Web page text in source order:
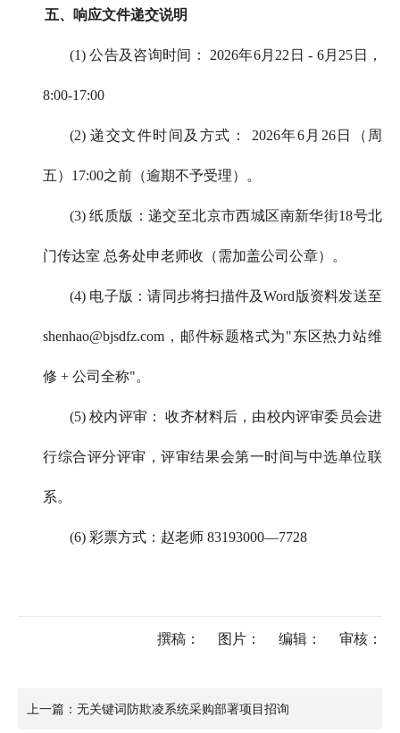
五、响应文件递交说明
(1) 公告及咨询时间： 2026年6月22日 - 6月25日，
8:00-17:00
(2) 递交文件时间及方式： 2026年6月26日（周
五）17:00之前（逾期不予受理）。
(3) 纸质版：递交至北京市西城区南新华街18号北
门传达室 总务处申老师收（需加盖公司公章）。
(4) 电子版：请同步将扫描件及Word版资料发送至
shenhao@bjsdfz.com，邮件标题格式为"东区热力站维
修 + 公司全称"。
(5) 校内评审： 收齐材料后，由校内评审委员会进
行综合评分评审，评审结果会第一时间与中选单位联
系。
(6) 彩票方式：赵老师 83193000—7728
撰稿： 图片： 编辑： 审核：
上一篇：无关键词防欺凌系统采购部署项目招询